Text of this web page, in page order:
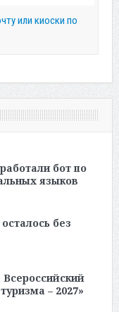
или киоски по
бот по
языков
без
– 2027»